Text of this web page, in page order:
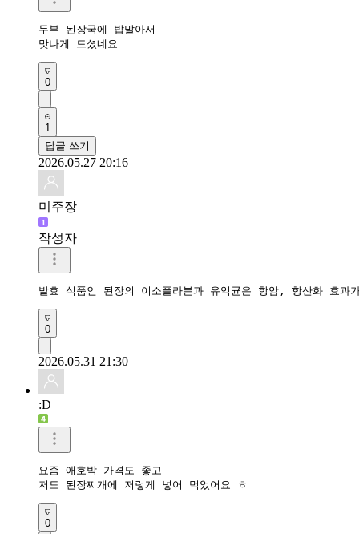
두부 된장국에 밥말아서
맛나게 드셨네요
0
1
답글 쓰기
2026.05.27 20:16
미주장
작성자
발효 식품인 된장의 이소플라본과 유익균은 항암, 항산화 효과
0
2026.05.31 21:30
:D
요즘 애호박 가격도 좋고
저도 된장찌개에 저렇게 넣어 먹었어요 ㅎ
0